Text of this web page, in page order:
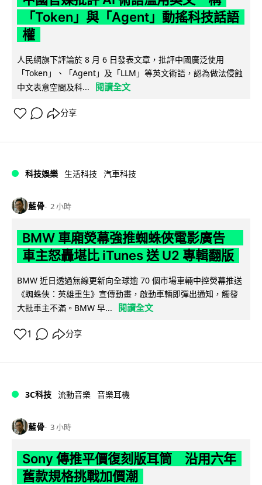
「Token」與「Agent」動搖科技話語
權
人民網旗下評論於 8 月 6 日發表文章，批評中國廣泛使用
「Token」、「Agent」及「LLM」等英文術語，認為做法侵蝕
中文表意空間及科...
閱讀全文
分享
科技娛樂 生活科技 汽車科技
藍骨 2 小時
BMW 車廂熒幕強推蜘蛛俠電影廣告
車主怒轟堪比 iTunes 送 U2 專輯翻版
BMW 近日透過無線更新向全球逾 70 個市場車輛中控熒幕推送
《蜘蛛俠：英雄重生》宣傳動畫，啟動車輛即彈出通知，觸發
大批車主不滿。BMW 早...
閱讀全文
1 分享
3C科技 流動音樂 音樂耳機
藍骨 3 小時
Sony 傳推平價復刻版耳筒 沿用六年
舊款規格挑戰加價潮